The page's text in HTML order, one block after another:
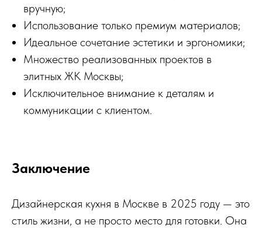
вручную;
Использование только премиум материалов;
Идеальное сочетание эстетики и эргономики;
Множество реализованных проектов в
элитных ЖК Москвы;
Исключительное внимание к деталям и
коммуникации с клиентом.
Заключение
Дизайнерская кухня в Москве в 2025 году — это
стиль жизни, а не просто место для готовки. Она